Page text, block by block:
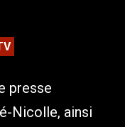
presse
Nicolle, ainsi